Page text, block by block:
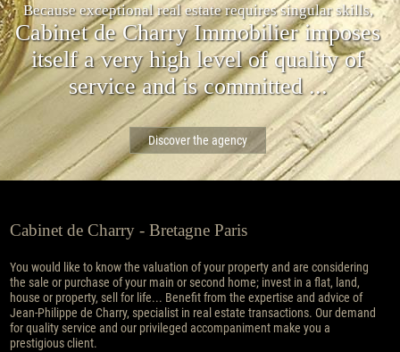
Because exceptional real estate requires singular skills,
Cabinet de Charry Immobilier imposes
itself a very high level of quality of
service and is committed ...
Discover the agency
Cabinet de Charry - Bretagne Paris
You would like to know the valuation of your property and are considering
the sale or purchase of your main or second home; invest in a flat, land,
house or property, sell for life... Benefit from the expertise and advice of
Jean-Philippe de Charry, specialist in real estate transactions. Our demand
for quality service and our privileged accompaniment make you a
prestigious client.